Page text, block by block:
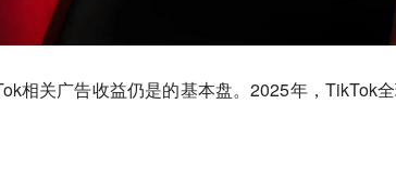
相关广告收益仍是的基本盘。2025年，TikTok